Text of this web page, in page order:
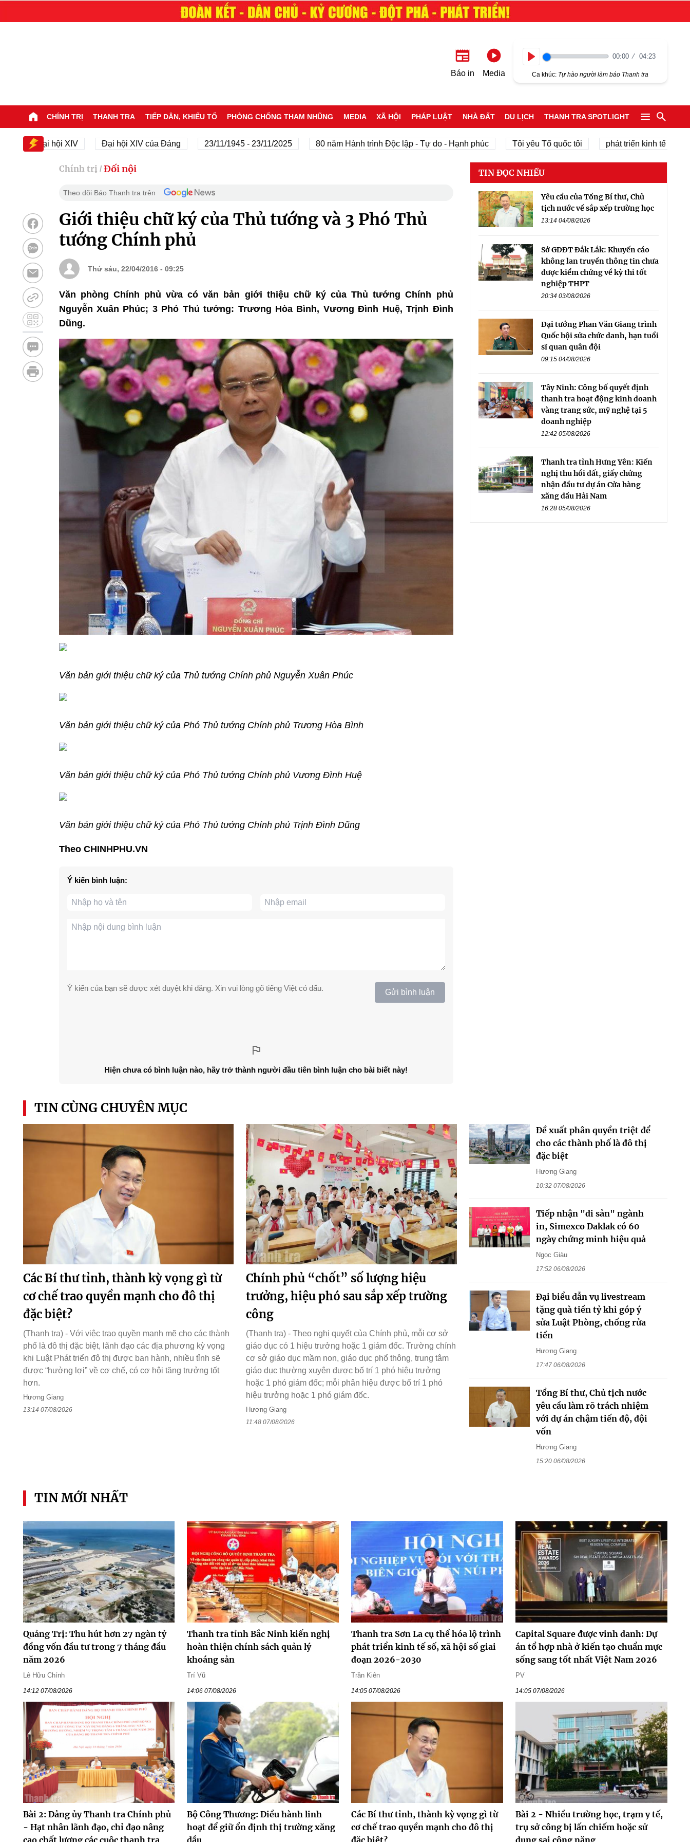
Báo in Media
00:00 04:23
Ca khúc: Tự hào người làm báo Thanh tra
CHÍNH TRỊ THANH TRA TIẾP DÂN, KHIẾU TỐ PHÒNG CHỐNG THAM NHŨNG MEDIA XÃ HỘI PHÁP LUẬT NHÀ ĐẤT DU LỊCH THANH TRA SPOTLIGHT
Đại hội XIV Đại hội XIV của Đảng 23/11/1945 - 23/11/2025 80 năm Hành trình Độc lập - Tự do - Hạnh phúc Tôi yêu Tổ quốc tôi phát triển kinh tế tư nhân
Chính trị / Đối nội
Theo dõi Báo Thanh tra trên
Giới thiệu chữ ký của Thủ tướng và 3 Phó Thủ
tướng Chính phủ
Thứ sáu, 22/04/2016 - 09:25
Văn phòng Chính phủ vừa có văn bản giới thiệu chữ ký của Thủ tướng Chính phủ
Nguyễn Xuân Phúc; 3 Phó Thủ tướng: Trương Hòa Bình, Vương Đình Huệ, Trịnh Đình
Dũng.
Văn bản giới thiệu chữ ký của Thủ tướng Chính phủ Nguyễn Xuân Phúc
Văn bản giới thiệu chữ ký của Phó Thủ tướng Chính phủ Trương Hòa Bình
Văn bản giới thiệu chữ ký của Phó Thủ tướng Chính phủ Vương Đình Huệ
Văn bản giới thiệu chữ ký của Phó Thủ tướng Chính phủ Trịnh Đình Dũng
Theo CHINHPHU.VN
Ý kiến bình luận:
Ý kiến của bạn sẽ được xét duyệt khi đăng. Xin vui lòng gõ tiếng Việt có dấu. Gửi bình luận
Hiện chưa có bình luận nào, hãy trở thành người đầu tiên bình luận cho bài biết này!
TIN ĐỌC NHIỀU
Yêu cầu của Tổng Bí thư, Chủ
tịch nước về sắp xếp trường học
13:14 04/08/2026
Sở GDĐT Đắk Lắk: Khuyến cáo
không lan truyền thông tin chưa
được kiểm chứng về kỳ thi tốt
nghiệp THPT
20:34 03/08/2026
Đại tướng Phan Văn Giang trình
Quốc hội sửa chức danh, hạn tuổi
sĩ quan quân đội
09:15 04/08/2026
Tây Ninh: Công bố quyết định
thanh tra hoạt động kinh doanh
vàng trang sức, mỹ nghệ tại 5
doanh nghiệp
12:42 05/08/2026
Thanh tra tỉnh Hưng Yên: Kiến
nghị thu hồi đất, giấy chứng
nhận đầu tư dự án Cửa hàng
xăng dầu Hải Nam
16:28 05/08/2026
TIN CÙNG CHUYÊN MỤC
Các Bí thư tỉnh, thành kỳ vọng gì từ
cơ chế trao quyền mạnh cho đô thị
đặc biệt?
(Thanh tra) - Với việc trao quyền mạnh mẽ cho các thành
phố là đô thị đặc biệt, lãnh đạo các địa phương kỳ vọng
khi Luật Phát triển đô thị được ban hành, nhiều tỉnh sẽ
được “hưởng lợi” về cơ chế, có cơ hội tăng trưởng tốt
hơn.
Hương Giang
13:14 07/08/2026
Chính phủ “chốt” số lượng hiệu
trưởng, hiệu phó sau sắp xếp trường
công
(Thanh tra) - Theo nghị quyết của Chính phủ, mỗi cơ sở
giáo dục có 1 hiệu trưởng hoặc 1 giám đốc. Trường chính
cơ sở giáo dục mầm non, giáo dục phổ thông, trung tâm
giáo dục thường xuyên được bố trí 1 phó hiệu trưởng
hoặc 1 phó giám đốc; mỗi phân hiệu được bố trí 1 phó
hiệu trưởng hoặc 1 phó giám đốc.
Hương Giang
11:48 07/08/2026
Đề xuất phân quyền triệt để
cho các thành phố là đô thị
đặc biệt
Hương Giang
10:32 07/08/2026
Tiếp nhận "di sản" ngành
in, Simexco Daklak có 60
ngày chứng minh hiệu quả
Ngọc Giàu
17:52 06/08/2026
Đại biểu dẫn vụ livestream
tặng quà tiền tỷ khi góp ý
sửa Luật Phòng, chống rửa
tiền
Hương Giang
17:47 06/08/2026
Tổng Bí thư, Chủ tịch nước
yêu cầu làm rõ trách nhiệm
với dự án chậm tiến độ, đội
vốn
Hương Giang
15:20 06/08/2026
TIN MỚI NHẤT
Quảng Trị: Thu hút hơn 27 ngàn tỷ
đồng vốn đầu tư trong 7 tháng đầu
năm 2026
Lê Hữu Chính
14:12 07/08/2026
Thanh tra tỉnh Bắc Ninh kiến nghị
hoàn thiện chính sách quản lý
khoáng sản
Trí Vũ
14:06 07/08/2026
Thanh tra Sơn La cụ thể hóa lộ trình
phát triển kinh tế số, xã hội số giai
đoạn 2026-2030
Trần Kiên
14:05 07/08/2026
Capital Square được vinh danh: Dự
án tổ hợp nhà ở kiến tạo chuẩn mực
sống sang tốt nhất Việt Nam 2026
PV
14:05 07/08/2026
Bài 2: Đảng ủy Thanh tra Chính phủ
- Hạt nhân lãnh đạo, chỉ đạo nâng
cao chất lượng các cuộc thanh tra
Bộ Công Thương: Điều hành linh
hoạt để giữ ổn định thị trường xăng
dầu
Các Bí thư tỉnh, thành kỳ vọng gì từ
cơ chế trao quyền mạnh cho đô thị
đặc biệt?
Bài 2 - Nhiều trường học, trạm y tế,
trụ sở công bị lấn chiếm hoặc sử
dụng sai công năng